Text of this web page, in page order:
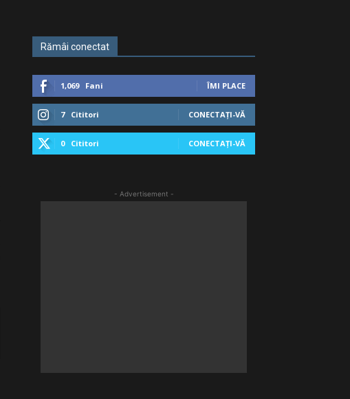
Rămâi conectat
1,069 Fani ÎMI PLACE
7 Cititori CONECTAȚI-VĂ
0 Cititori CONECTAȚI-VĂ
- Advertisement -